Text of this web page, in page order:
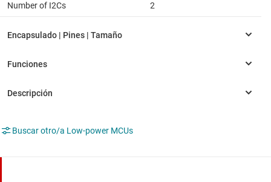
Number of I2Cs 2
Buscar otro/a Low-power MCUs